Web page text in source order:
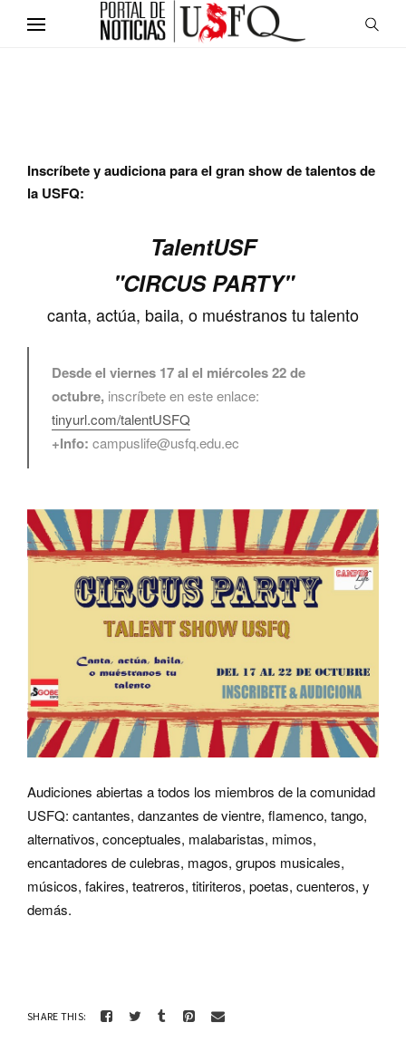
Inscríbete y audiciona para el gran show de talentos de
la USFQ:
TalentUSF
"CIRCUS PARTY"
canta, actúa, baila, o muéstranos tu talento
Desde el viernes 17 al el miércoles 22 de
octubre, inscríbete en este enlace:
tinyurl.com/talentUSFQ
+Info: campuslife@usfq.edu.ec
Audiciones abiertas a todos los miembros de la comunidad
USFQ: cantantes, danzantes de vientre, flamenco, tango,
alternativos, conceptuales, malabaristas, mimos,
encantadores de culebras, magos, grupos musicales,
músicos, fakires, teatreros, titiriteros, poetas, cuenteros, y
demás.
SHARE THIS: